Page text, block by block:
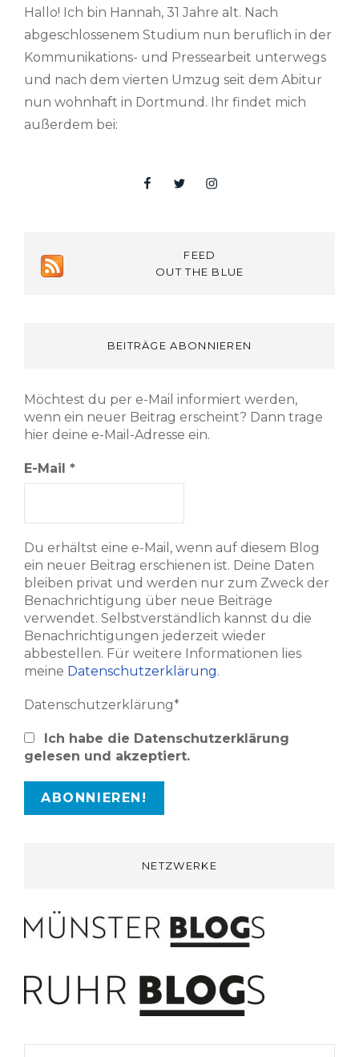
Hallo! Ich bin Hannah, 31 Jahre alt. Nach
abgeschlossenem Studium nun beruflich in der
Kommunikations- und Pressearbeit unterwegs
und nach dem vierten Umzug seit dem Abitur
nun wohnhaft in Dortmund. Ihr findet mich
außerdem bei:
FacebookTwitterInsta
FEED
OUT THE BLUE
BEITRÄGE ABONNIEREN
Möchtest du per e-Mail informiert werden,
wenn ein neuer Beitrag erscheint? Dann trage
hier deine e-Mail-Adresse ein.
E-Mail *
Du erhältst eine e-Mail, wenn auf diesem Blog
ein neuer Beitrag erschienen ist. Deine Daten
bleiben privat und werden nur zum Zweck der
Benachrichtigung über neue Beiträge
verwendet. Selbstverständlich kannst du die
Benachrichtigungen jederzeit wieder
abbestellen. Für weitere Informationen lies
meine Datenschutzerklärung.
Datenschutzerklärung*
Ich habe die Datenschutzerklärung
gelesen und akzeptiert.
NETZWERKE